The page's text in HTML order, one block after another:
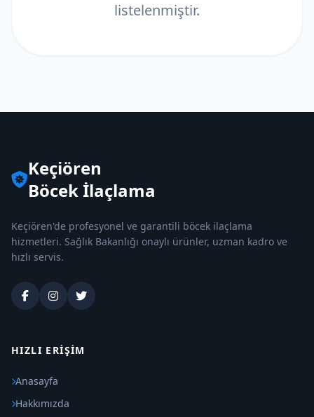
listelenmiştir.
Keçiören
Böcek İlaçlama
Keçiören'de profesyonel ve garantili böcek ilaçlama
hizmetleri. Sağlık Bakanlığı onaylı ürünler, uzman kadro ve
hızlı servis.
HIZLI ERIŞIM
Anasayfa
Hakkımızda